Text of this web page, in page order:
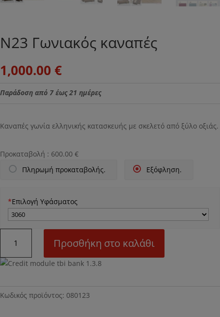
Ν23 Γωνιακός καναπές
1,000.00 €
Παράδοση από 7 έως 21 ημέρες
Καναπές γωνία ελληνικής κατασκευής με σκελετό από ξύλο οξιάς.
Προκαταβολή : 600.00 €
Εξόφληση.
Πληρωμή προκαταβολής.
*Επιλογή Υφάσματος
Γωνιακός
καναπές
ποσότητα
Προσθήκη στο καλάθι
Κωδικός προϊόντος: 080123